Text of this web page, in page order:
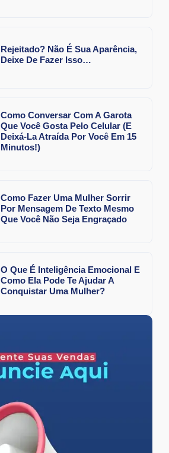
Rejeitado? Não É Sua Aparência,
Deixe De Fazer Isso…
Como Conversar Com A Garota
Que Você Gosta Pelo Celular (E
Deixá-La Atraída Por Você Em 15
Minutos!)
Como Fazer Uma Mulher Sorrir
Por Mensagem De Texto Mesmo
Que Você Não Seja Engraçado
O Que É Inteligência Emocional E
Como Ela Pode Te Ajudar A
Conquistar Uma Mulher?